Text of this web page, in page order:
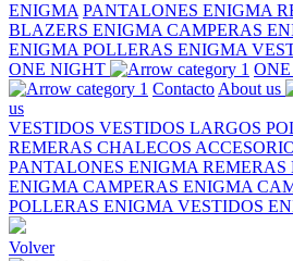
ENIGMA PANTALONES ENIGMA
BLAZERS ENIGMA CAMPERAS
ENIGMA POLLERAS ENIGMA
ONE NIGHT
Contacto About us
us
VESTIDOS VESTIDOS LARGOS
REMERAS CHALECOS
PANTALONES ENIGMA REMERAS
ENIGMA CAMPERAS ENIGMA
POLLERAS ENIGMA VESTIDOS
Volver